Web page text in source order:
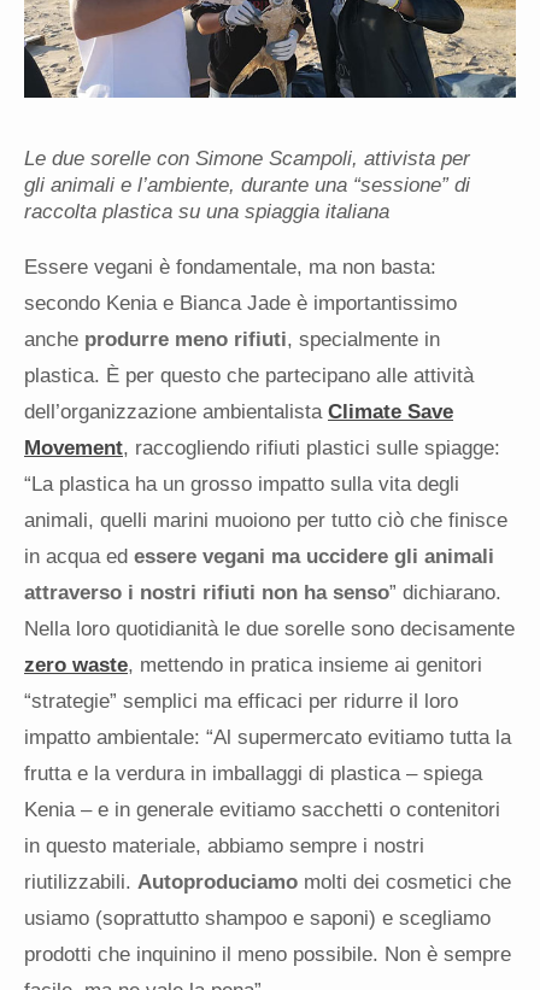
Le due sorelle con Simone Scampoli, attivista per
gli animali e l’ambiente, durante una “sessione” di
raccolta plastica su una spiaggia italiana
Essere vegani è fondamentale, ma non basta:
secondo Kenia e Bianca Jade è importantissimo
anche produrre meno rifiuti, specialmente in
plastica. È per questo che partecipano alle attività
dell’organizzazione ambientalista Climate Save
Movement, raccogliendo rifiuti plastici sulle spiagge:
“La plastica ha un grosso impatto sulla vita degli
animali, quelli marini muoiono per tutto ciò che finisce
in acqua ed essere vegani ma uccidere gli animali
attraverso i nostri rifiuti non ha senso” dichiarano.
Nella loro quotidianità le due sorelle sono decisamente
zero waste, mettendo in pratica insieme ai genitori
“strategie” semplici ma efficaci per ridurre il loro
impatto ambientale: “Al supermercato evitiamo tutta la
frutta e la verdura in imballaggi di plastica – spiega
Kenia – e in generale evitiamo sacchetti o contenitori
in questo materiale, abbiamo sempre i nostri
riutilizzabili. Autoproduciamo molti dei cosmetici che
usiamo (soprattutto shampoo e saponi) e scegliamo
prodotti che inquinino il meno possibile. Non è sempre